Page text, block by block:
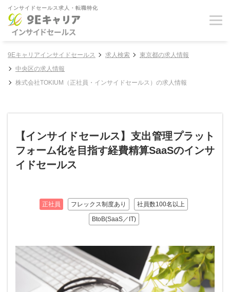
インサイドセールス求人・転職特化
9Eキャリアインサイドセールス 求人検索
東京都の求人情報
中央区の求人情報
株式会社TOKIUM（正社員・インサイドセールス）の求人情報
【インサイドセールス】支出管理プラット
フォーム化を目指す経費精算SaaSのインサ
イドセールス
正社員 フレックス制度あり 社員数100名以上
BtoB(SaaS／IT)